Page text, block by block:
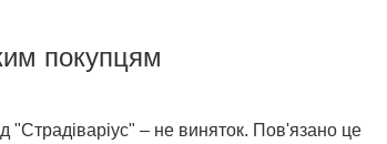
покупцям
"Страдіваріус" – не виняток. Пов'язано це